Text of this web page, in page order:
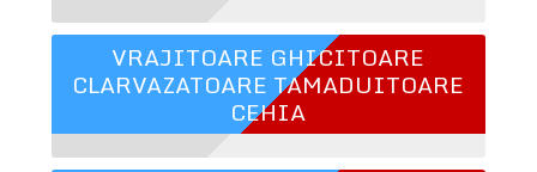
VRAJITOARE GHICITOARE
CLARVAZATOARE TAMADUITOARE
CEHIA